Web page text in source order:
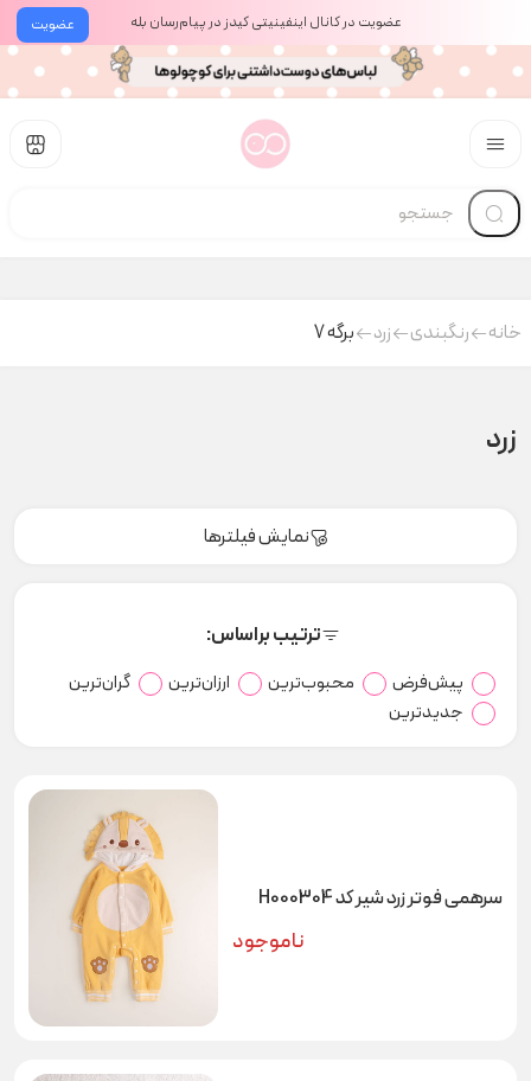
عضویت عضویت در کانال اینفینیتی کیدز در پیام‌رسان بله
خانه رنگبندی زرد برگه 7
زرد
نمایش فیلترها
ترتیب براساس:
پیش‌فرض محبوب‌ترین ارزان‌ترین
گران‌ترین
جدیدترین
سرهمی فوتر زرد شیر کد H000304
ناموجود